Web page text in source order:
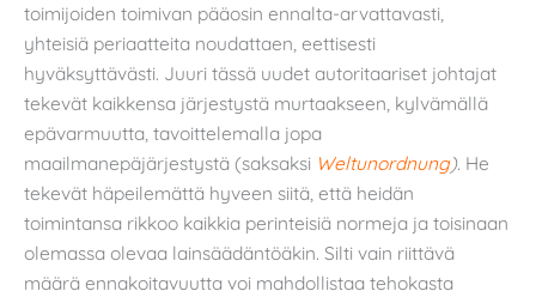
toimijoiden toimivan pääosin ennalta-arvattavasti,
yhteisiä periaatteita noudattaen, eettisesti
hyväksyttävästi. Juuri tässä uudet autoritaariset johtajat
tekevät kaikkensa järjestystä murtaakseen, kylvämällä
epävarmuutta, tavoittelemalla jopa
maailmanepäjärjestystä (saksaksi Weltunordnung). He
tekevät häpeilemättä hyveen siitä, että heidän
toimintansa rikkoo kaikkia perinteisiä normeja ja toisinaan
olemassa olevaa lainsäädäntöäkin. Silti vain riittävä
määrä ennakoitavuutta voi mahdollistaa tehokasta